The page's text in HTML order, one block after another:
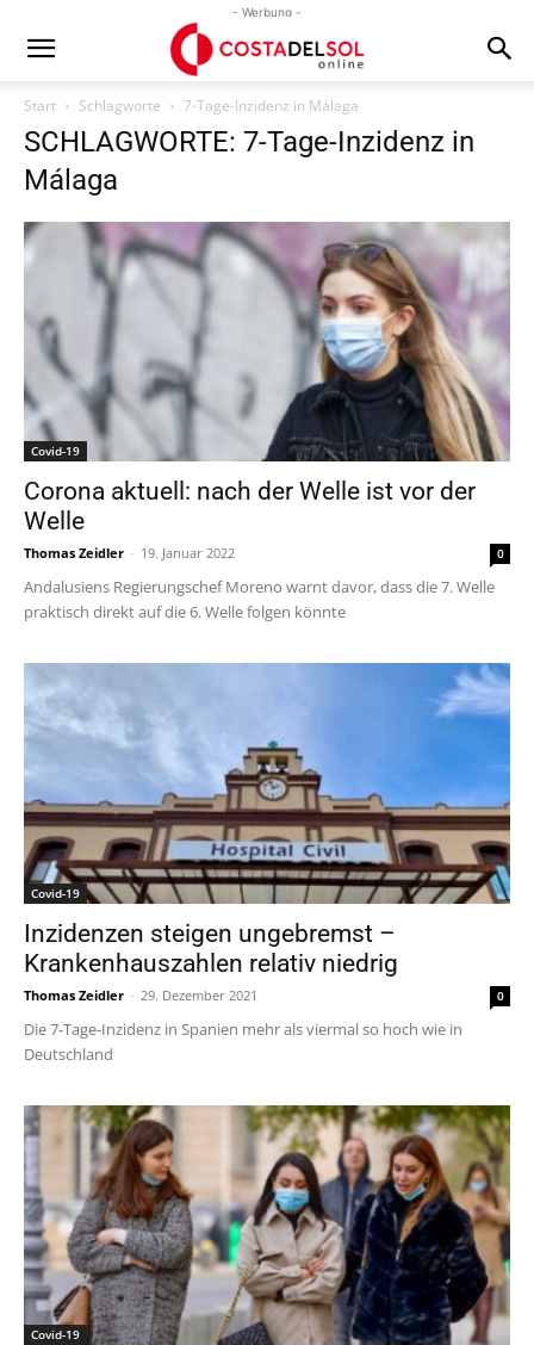
- Werbung -
Start Schlagworte 7-Tage-Inzidenz in Málaga
SCHLAGWORTE: 7-Tage-Inzidenz in
Málaga
Covid-19
Corona aktuell: nach der Welle ist vor der
Welle
Thomas Zeidler - 19. Januar 2022 0
Andalusiens Regierungschef Moreno warnt davor, dass die 7. Welle
praktisch direkt auf die 6. Welle folgen könnte
Covid-19
Inzidenzen steigen ungebremst –
Krankenhauszahlen relativ niedrig
Thomas Zeidler - 29. Dezember 2021 0
Die 7-Tage-Inzidenz in Spanien mehr als viermal so hoch wie in
Deutschland
Covid-19